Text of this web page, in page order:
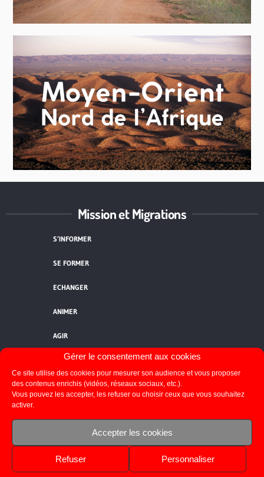
Gérer le consentement aux cookies
Ce site utilise des cookies pour mesurer son audience et vous proposer
des contenus enrichis (vidéos, réseaux sociaux, etc.).
Vous pouvez les accepter, les refuser ou choisir ceux que vous souhaitez
activer.
Accepter les cookies
Refuser Personnaliser
Mission et Migrations
S’INFORMER
SE FORMER
ECHANGER
ANIMER
AGIR
QUI SOMMES-NOUS ?
NOUS CONTACTER